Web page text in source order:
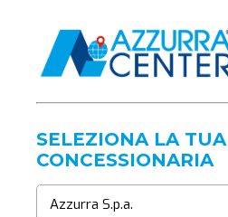
SELEZIONA LA TUA
CONCESSIONARIA